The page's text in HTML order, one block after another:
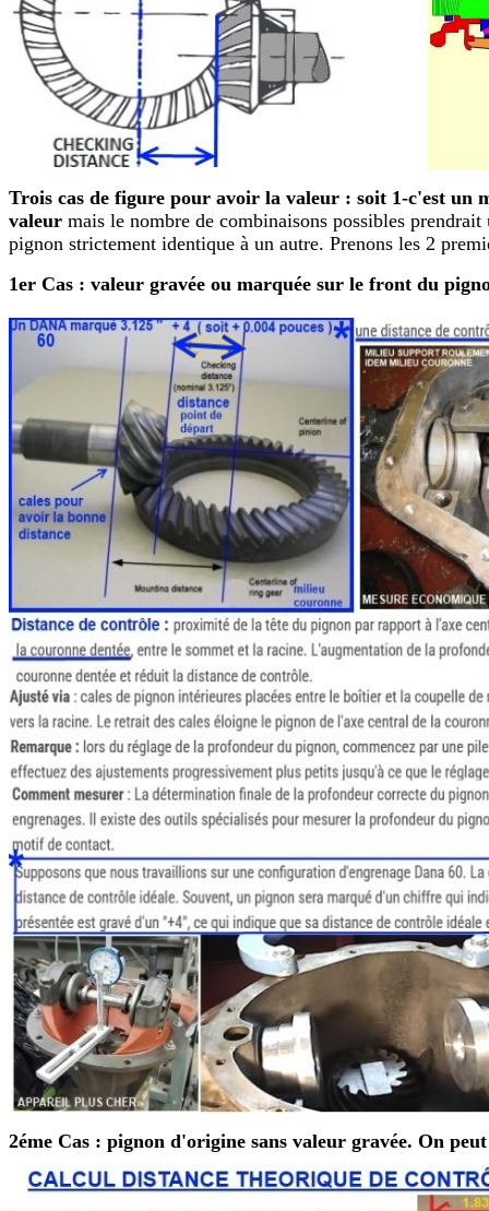
Trois cas de figure pour avoir la valeur : soit 1-c'est un
valeur mais le nombre de combinaisons possibles
pignon strictement identique à un autre. Prenons les 2
1er Cas : valeur gravée ou marquée sur le front du
2éme Cas : pignon d'origine sans valeur gravée. On